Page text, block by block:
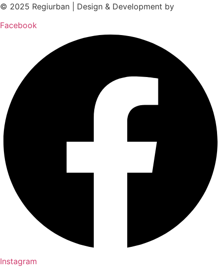
© 2025 Regiurban | Design & Development by
Facebook
Instagram